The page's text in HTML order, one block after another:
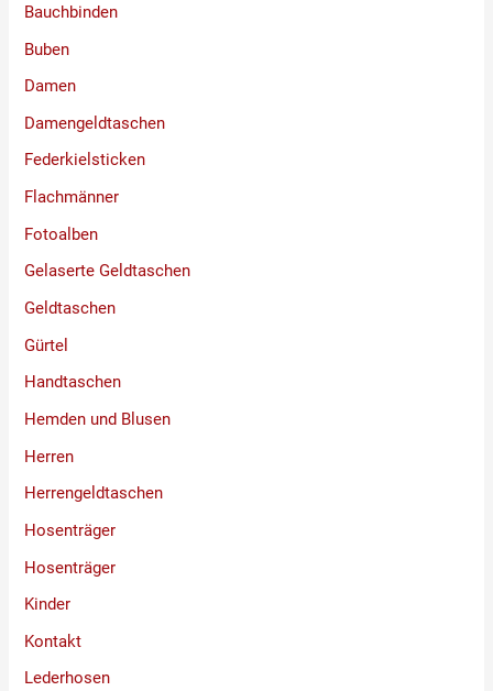
Bauchbinden
Buben
Damen
Damengeldtaschen
Federkielsticken
Flachmänner
Fotoalben
Gelaserte Geldtaschen
Geldtaschen
Gürtel
Handtaschen
Hemden und Blusen
Herren
Herrengeldtaschen
Hosenträger
Hosenträger
Kinder
Kontakt
Lederhosen